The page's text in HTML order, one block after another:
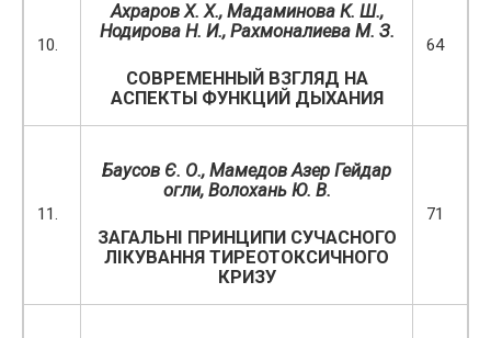
10.
Ахраров Х. Х., Мадаминова К. Ш.,
Нодирова Н. И., Рахмоналиева М. З.
СОВРЕМЕННЫЙ ВЗГЛЯД НА
АСПЕКТЫ ФУНКЦИЙ ДЫХАНИЯ
64
11.
Баусов Є. О., Мамедов Азер Гейдар
огли, Волохань Ю. В.
ЗАГАЛЬНІ ПРИНЦИПИ СУЧАСНОГО
ЛІКУВАННЯ ТИРЕОТОКСИЧНОГО
КРИЗУ
71